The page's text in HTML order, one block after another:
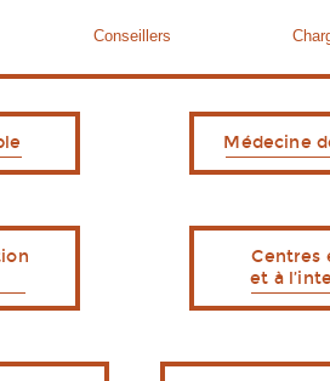
Médecine
Centres
et à
Conseillers